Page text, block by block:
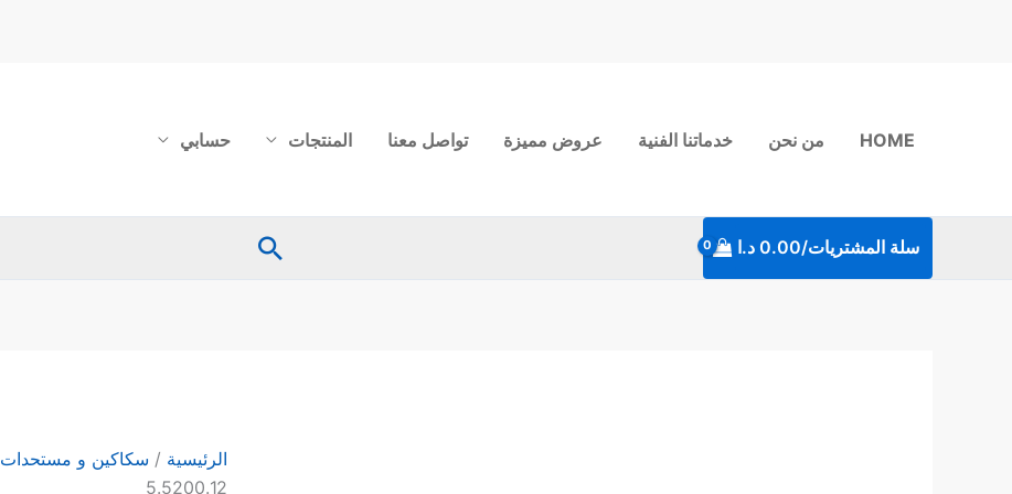
HOME من نحن خدماتنا الفنية عروض مميزة تواصل معنا المنتجات حسابي
سلة المشتريات/0.00 د.ا البحث
الرئيسية / سكاكين و مستحدات
5.5200.12
يد
خشب 12سم